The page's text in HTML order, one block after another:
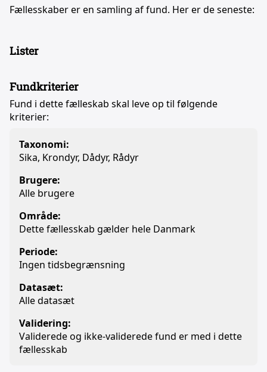
Fællesskaber er en samling af fund. Her er de seneste:
Lister
Fundkriterier
Fund i dette fælleskab skal leve op til følgende
kriterier:
Taxonomi:
Sika, Krondyr, Dådyr, Rådyr
Brugere:
Alle brugere
Område:
Dette fællesskab gælder hele Danmark
Periode:
Ingen tidsbegrænsning
Datasæt:
Alle datasæt
Validering:
Validerede og ikke-validerede fund er med i dette
fællesskab